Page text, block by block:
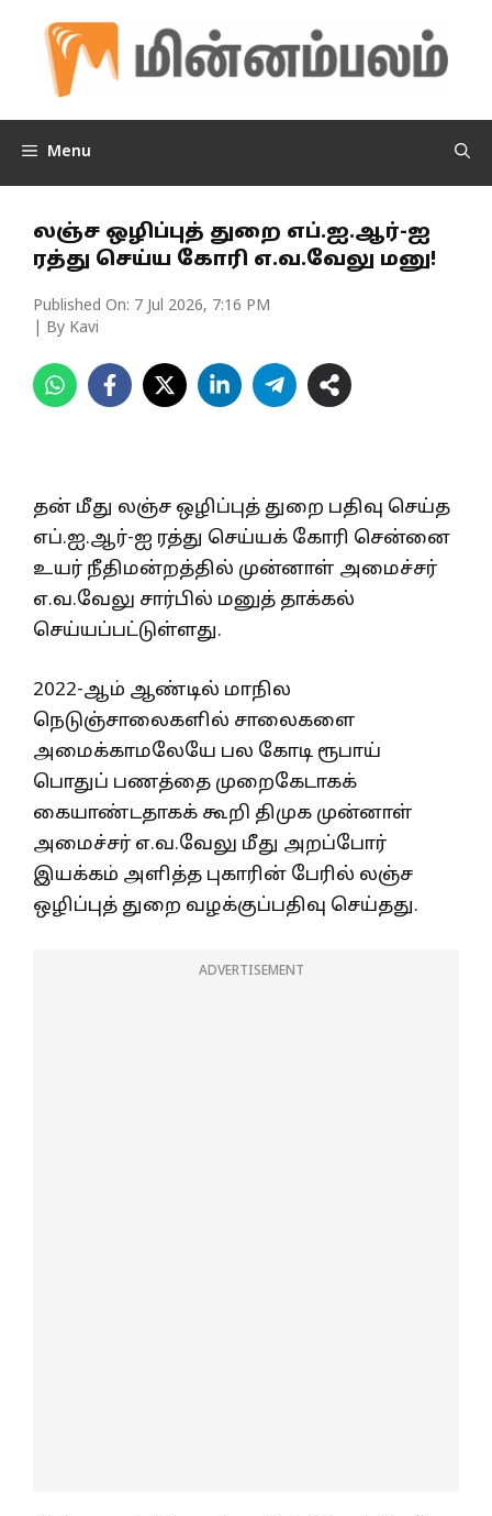
content
Menu
லஞ்ச ஒழிப்புத் துறை எப்.ஐ.ஆர்-ஐ
ரத்து செய்ய கோரி எ.வ.வேலு மனு!
Published On: 7 Jul 2026, 7:16 PM
| By Kavi
தன் மீது லஞ்ச ஒழிப்புத் துறை பதிவு செய்த
எப்.ஐ.ஆர்-ஐ ரத்து செய்யக் கோரி சென்னை
உயர் நீதிமன்றத்தில் முன்னாள் அமைச்சர்
எ.வ.வேலு சார்பில் மனுத் தாக்கல்
செய்யப்பட்டுள்ளது.
2022-ஆம் ஆண்டில் மாநில
நெடுஞ்சாலைகளில் சாலைகளை
அமைக்காமலேயே பல கோடி ரூபாய்
பொதுப் பணத்தை முறைகேடாகக்
கையாண்டதாகக் கூறி திமுக முன்னாள்
அமைச்சர் எ.வ.வேலு மீது அறப்போர்
இயக்கம் அளித்த புகாரின் பேரில் லஞ்ச
ஒழிப்புத் துறை வழக்குப்பதிவு செய்தது.
ADVERTISEMENT